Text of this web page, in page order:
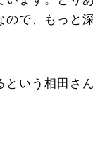
で、もっと
いう相田さ